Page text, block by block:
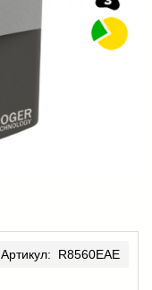
Артикул: R8560EAE